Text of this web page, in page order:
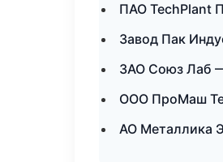
ПАО TechPlant
Завод Пак
ЗАО Союз Лаб
ООО ПроМаш
АО Металлика